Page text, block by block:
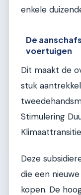
enkele
De
voertuigen
Dit maakt de
stuk
Stimulering
Deze
die een
kopen. De